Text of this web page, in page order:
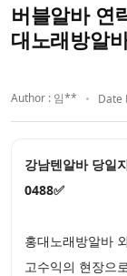
버블알바 연
대노래방알
Author : 임** Date
강남텐알바 당일
0488✅
홍대노래방알바
고수익의 현장으